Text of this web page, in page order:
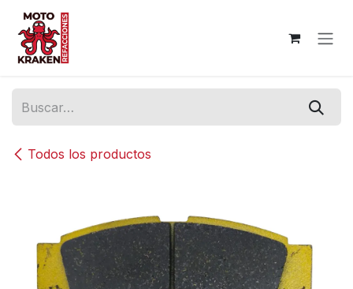
Ir al contenido
Todos los productos